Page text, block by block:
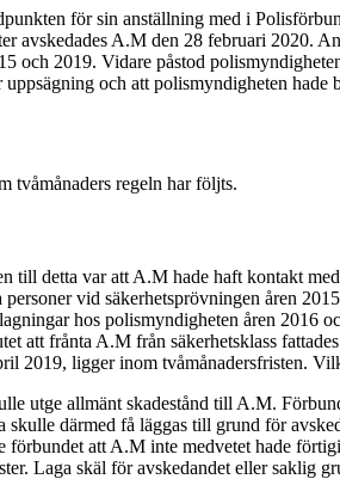
för sin anställning med i
avskedades A.M den 28 februari 2020.
och 2019. Vidare påstod
och att polismyndigheten hade
tvåmånaders regeln har följts.
till detta var att A.M hade haft kontakt
vid säkerhetsprövningen åren
hos polismyndigheten åren
att frånta A.M från säkerhetsklass
2019, ligger inom tvåmånadersfristen.
utge allmänt skadestånd till A.M.
skulle därmed få läggas till grund för
att A.M inte medvetet hade
Laga skäl för avskedandet eller saklig